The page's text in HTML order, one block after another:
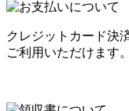
クレジットカード決
ご利用いただけます。